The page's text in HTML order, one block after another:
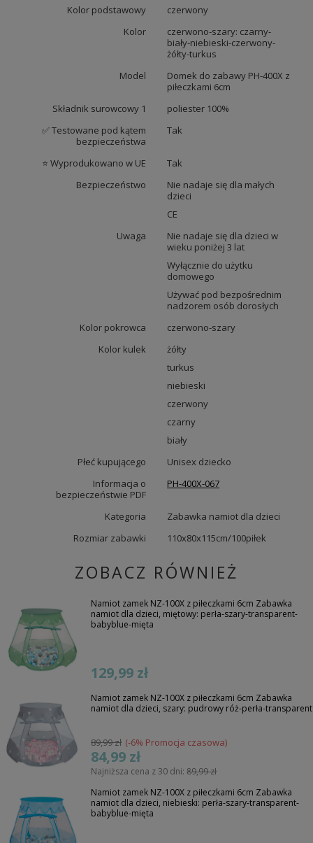
Kolor podstawowy
czerwony
Kolor
czerwono-szary: czarny-
biały-niebieski-czerwony-
żółty-turkus
Model
Domek do zabawy PH-400X z
piłeczkami 6cm
Składnik surowcowy 1
poliester 100%
✅ Testowane pod kątem
bezpieczeństwa
Tak
⭐ Wyprodukowano w UE
Tak
Bezpieczeństwo
Nie nadaje się dla małych
dzieci
CE
Uwaga
Nie nadaje się dla dzieci w
wieku poniżej 3 lat
Wyłącznie do użytku
domowego
Używać pod bezpośrednim
nadzorem osób dorosłych
Kolor pokrowca
czerwono-szary
Kolor kulek
żółty
turkus
niebieski
czerwony
czarny
biały
Płeć kupującego
Unisex dziecko
Informacja o
bezpieczeństwie PDF
PH-400X-067
Kategoria
Zabawka namiot dla dzieci
Rozmiar zabawki
110x80x115cm/100piłek
ZOBACZ RÓWNIEŻ
Namiot zamek NZ-100X z piłeczkami 6cm Zabawka
namiot dla dzieci, miętowy: perła-szary-transparent-
babyblue-mięta
129,99 zł
Namiot zamek NZ-100X z piłeczkami 6cm Zabawka
namiot dla dzieci, szary: pudrowy róż-perła-transparent
89,99 zł (-6% Promocja czasowa)
84,99 zł
Najniższa cena z 30 dni: 89,99 zł
Namiot zamek NZ-100X z piłeczkami 6cm Zabawka
namiot dla dzieci, niebieski: perła-szary-transparent-
babyblue-mięta